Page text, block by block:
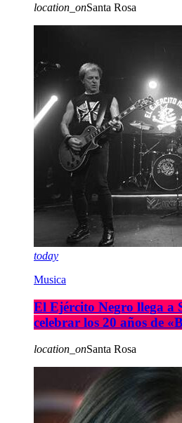
location_onSanta Rosa
today
Musica
El Ejército Negro llega a
celebrar los 20 años de
location_onSanta Rosa